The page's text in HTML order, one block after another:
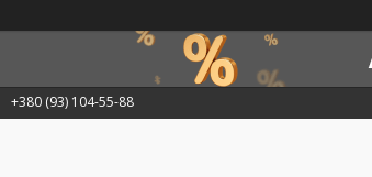
+380 (93) 104-55-88